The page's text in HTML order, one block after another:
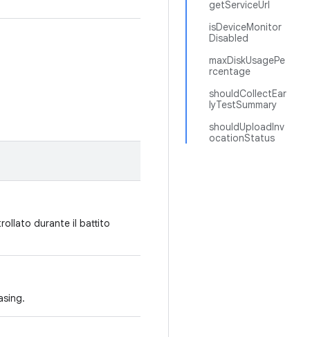
getServiceUrl
isDeviceMonitor
Disabled
maxDiskUsagePe
rcentage
shouldCollectEar
lyTestSummary
shouldUploadInv
ocationStatus
durante il battito